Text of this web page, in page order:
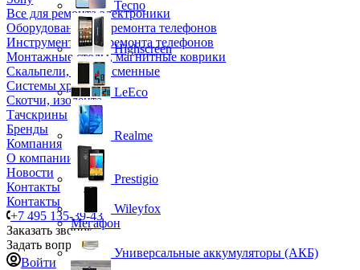
Все для ремонта электроники
Оборудование для ремонта телефонов
Инструменты для ремонта телефонов
Монтажные столы, магнитные коврики
Скальпели, лезвия сменные
Системы хранения
Скотчи, изолента
Тачскрины
Бренды
Компания
О компании
Новости
Контакты
Контакты
+7 495 135-39-43
Заказать звонок
Задать вопрос
Войти
Tecno
Highscreen
LeEco
Realme
Prestigio
Wileyfox
Мегафон
Универсальные аккумуляторы (АКБ)